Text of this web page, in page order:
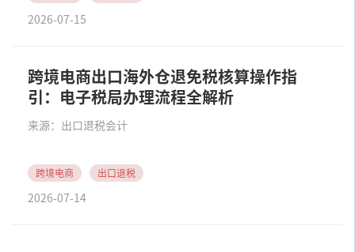
2026-07-15
跨境电商出口海外仓退免税核算操作指
引：电子税局办理流程全解析
来源：出口退税会计
跨境电商 出口退税
2026-07-14